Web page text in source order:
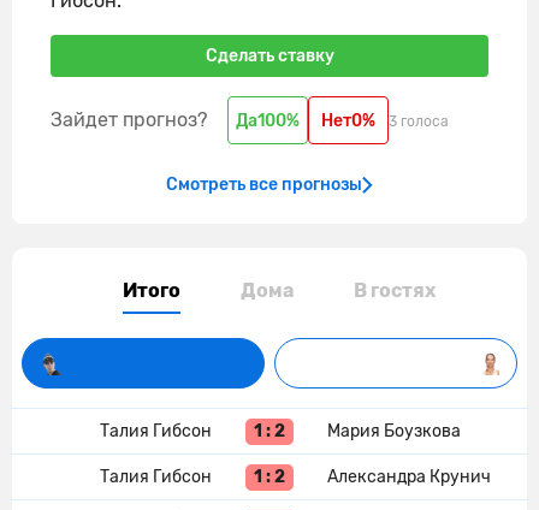
Сделать ставку
Зайдет прогноз? Да100% Нет0% 3 голоса
Смотреть все прогнозы
Итого Дома В гостях
Талия Гибсон 1 : 2 Мария Боузкова
Талия Гибсон 1 : 2 Александра Крунич